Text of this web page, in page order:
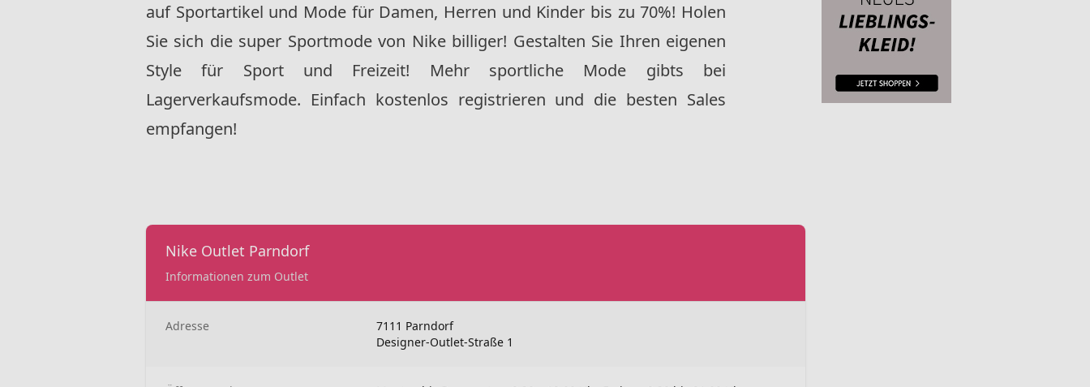
auf Sportartikel und Mode für Damen, Herren und Kinder bis zu 70%! Holen
Sie sich die super Sportmode von Nike billiger! Gestalten Sie Ihren eigenen
Style für Sport und Freizeit! Mehr sportliche Mode gibts bei
Lagerverkaufsmode. Einfach kostenlos registrieren und die besten Sales
empfangen!
Nike Outlet Parndorf
Informationen zum Outlet
Adresse
7111 Parndorf
Designer-Outlet-Straße 1